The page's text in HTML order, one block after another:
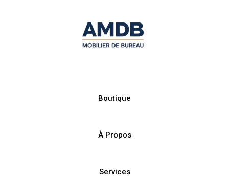
Boutique
À Propos
Services